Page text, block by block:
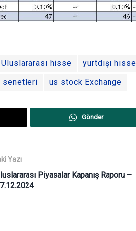
Uluslararası hisse yurtdışı hisse
senetleri us stock Exchange
Gönder
Yazı
Piyasalar Kapanış Raporu –